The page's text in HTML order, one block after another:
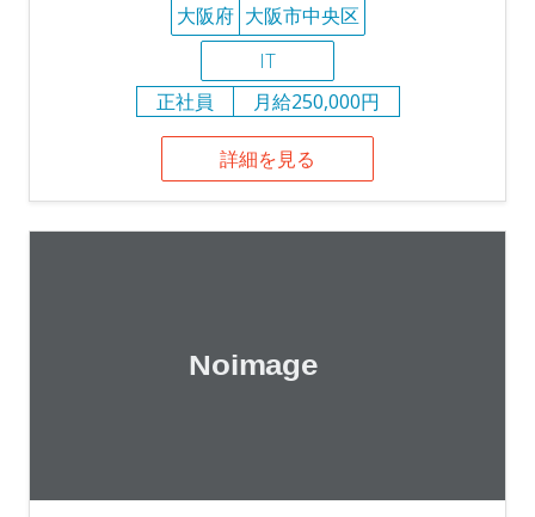
大阪府 大阪市中央区
IT
正社員
月給250,000円
詳細を見る